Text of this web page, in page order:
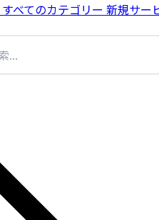
すべてのカテゴリー 新規サー